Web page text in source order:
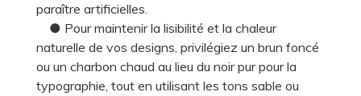
paraître artificielles.
● Pour maintenir la lisibilité et la chaleur
naturelle de vos designs, privilégiez un brun foncé
ou un charbon chaud au lieu du noir pur pour la
typographie, tout en utilisant les tons sable ou